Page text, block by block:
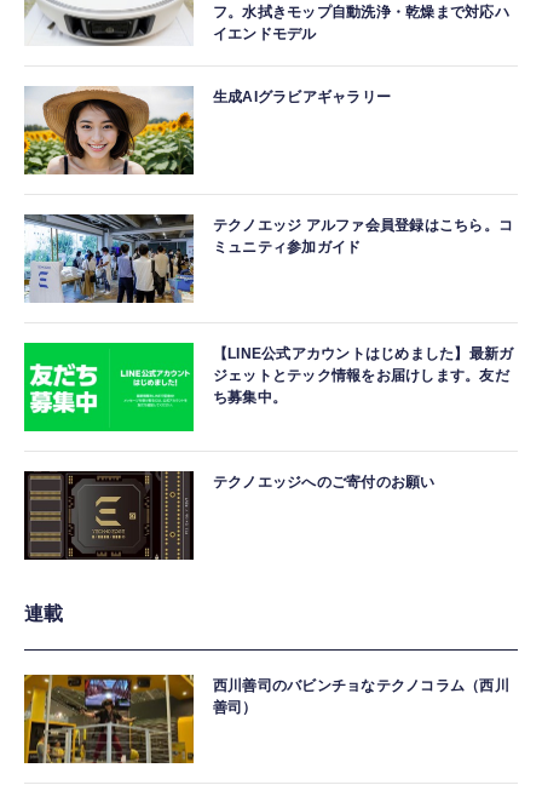
フ。水拭きモップ自動洗浄・乾燥まで対応ハ
イエンドモデル
生成AIグラビアギャラリー
テクノエッジ アルファ会員登録はこちら。コ
ミュニティ参加ガイド
【LINE公式アカウントはじめました】最新ガ
ジェットとテック情報をお届けします。友だ
ち募集中。
テクノエッジへのご寄付のお願い
連載
西川善司のバビンチョなテクノコラム（西川
善司）